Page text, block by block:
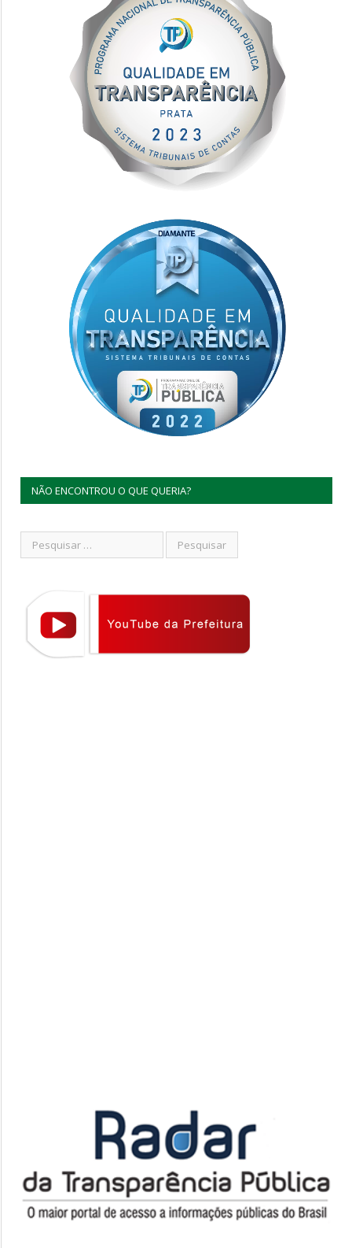
NÃO ENCONTROU O QUE QUERIA?